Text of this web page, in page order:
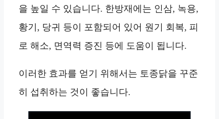
을 높일 수 있습니다. 한방재에는 인삼, 녹용,
황기, 당귀 등이 포함되어 있어 원기 회복, 피
로 해소, 면역력 증진 등에 도움이 됩니다.
이러한 효과를 얻기 위해서는 토종닭을 꾸준
히 섭취하는 것이 좋습니다.